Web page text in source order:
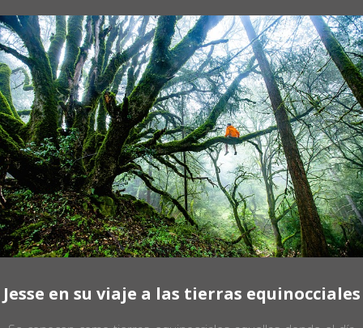
Jesse en su viaje a las tierras equinocciales